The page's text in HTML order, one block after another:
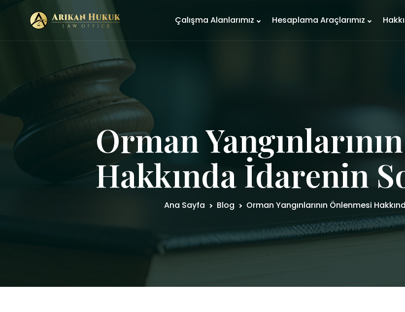
Çalışma Alanlarımız Hesaplama Araçlarımız
Orman
Hakkında İdarenin
Ana Sayfa Blog Orman Yangınlarının Önlenmesi